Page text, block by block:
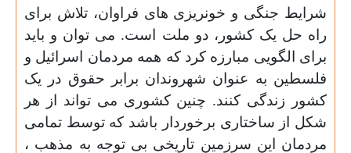
شرایط جنگی و خونریزی های فراوان، تلاش برای
راه حل یک کشور، دو ملت است. می توان و باید
برای الگویی مبارزه کرد که همه مردمان اسرائیل و
فلسطین به عنوان شهروندان برابر حقوق در یک
کشور زندگی کنند. چنین کشوری می تواند از هر
شکل از ساختاری برخوردار باشد که توسط تمامی
مردمان این سرزمین تاریخی بی توجه به مذهب ،